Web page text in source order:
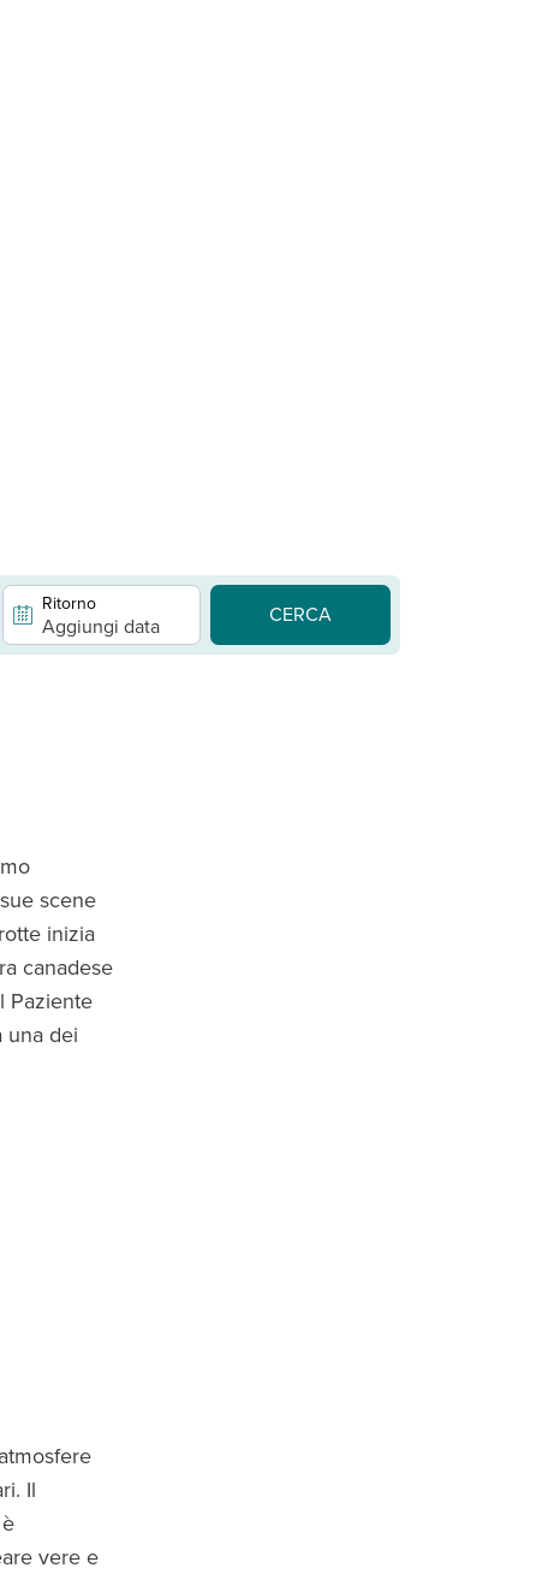
Ritorno
Aggiungi data CERCA
scene
inizia
canadese
Paziente
una dei
Il
vere e